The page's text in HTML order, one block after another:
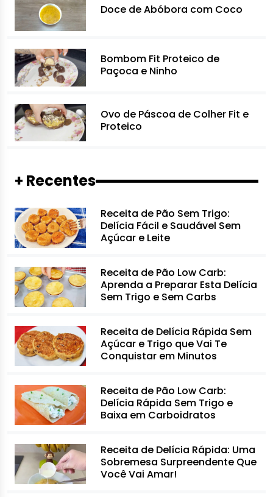
Doce de Abóbora com Coco
Bombom Fit Proteico de
Paçoca e Ninho
Ovo de Páscoa de Colher Fit e
Proteico
+ Recentes
Receita de Pão Sem Trigo:
Delícia Fácil e Saudável Sem
Açúcar e Leite
Receita de Pão Low Carb:
Aprenda a Preparar Esta Delícia
Sem Trigo e Sem Carbs
Receita de Delícia Rápida Sem
Açúcar e Trigo que Vai Te
Conquistar em Minutos
Receita de Pão Low Carb:
Delícia Rápida Sem Trigo e
Baixa em Carboidratos
Receita de Delícia Rápida: Uma
Sobremesa Surpreendente Que
Você Vai Amar!